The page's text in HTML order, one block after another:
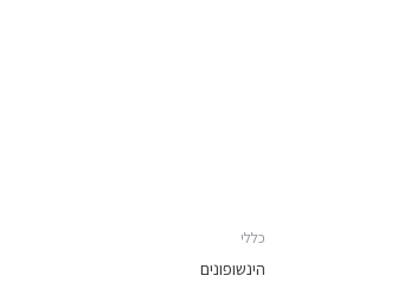
כללי
הינשופונים